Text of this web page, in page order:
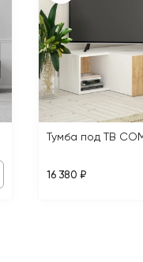
16 380 ₽